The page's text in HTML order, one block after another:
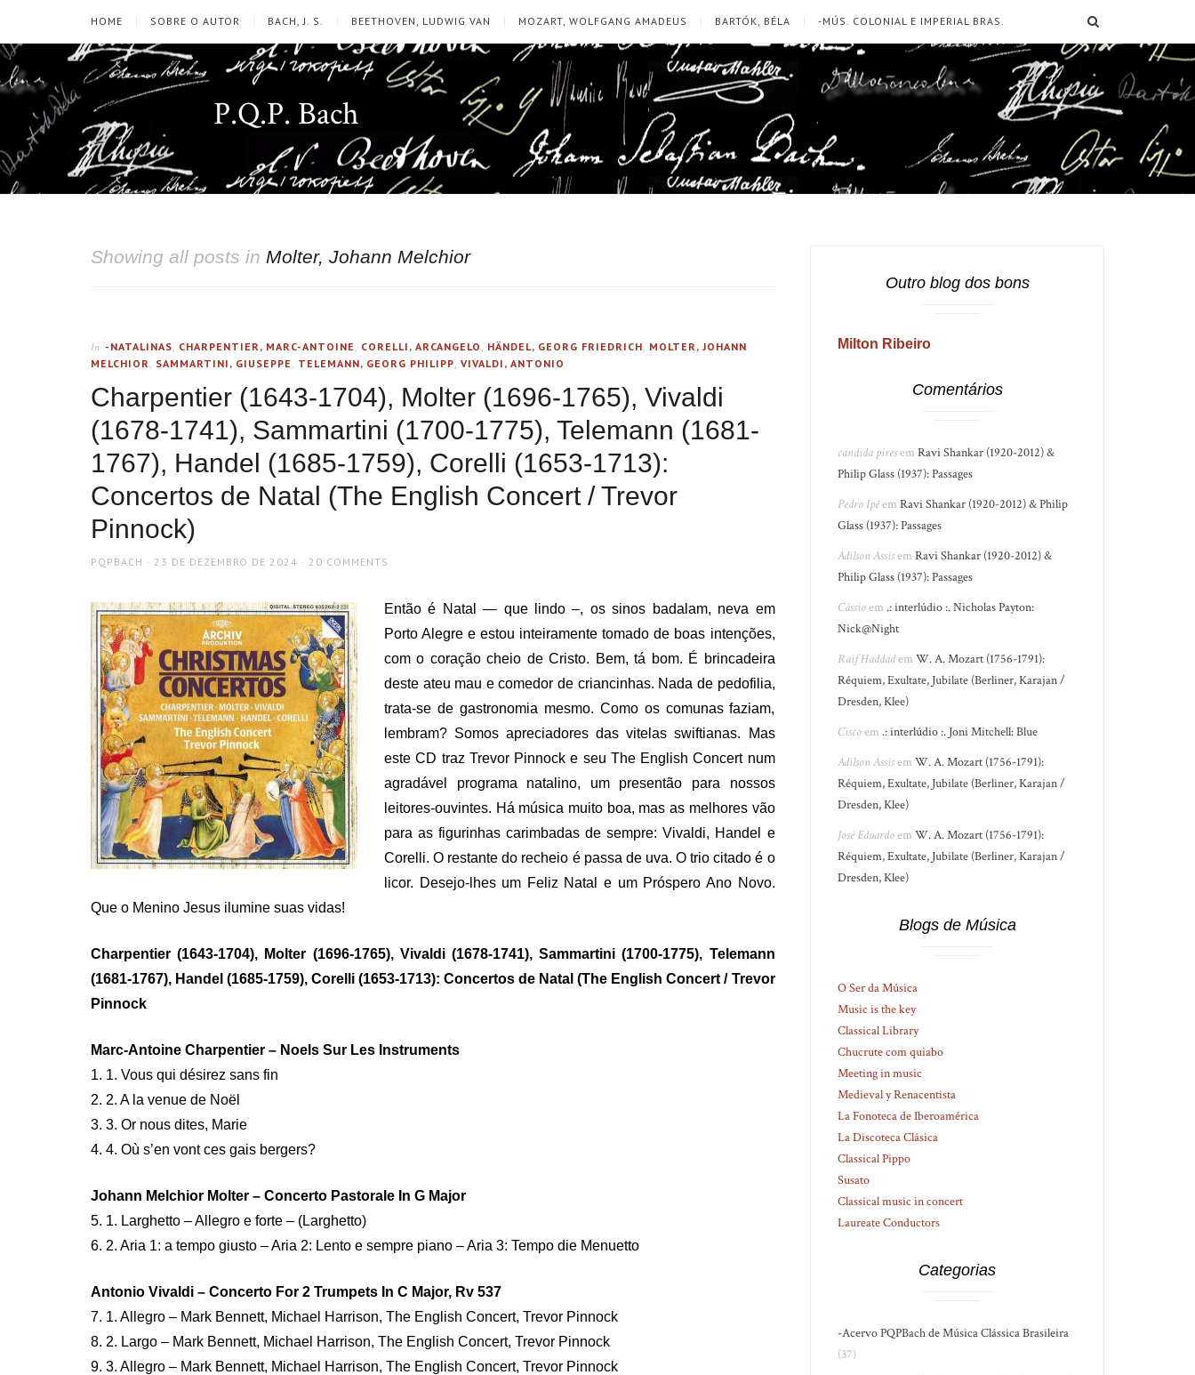
HOME SOBRE O AUTOR BACH, J. S. BEETHOVEN, LUDWIG VAN MOZART, WOLFGANG AMADEUS BARTÓK, BÉLA -MÚS. COLONIAL E IMPERIAL BRAS.
P.Q.P. Bach
Showing all posts in Molter, Johann Melchior
In -NATALINAS CHARPENTIER, MARC-ANTOINE CORELLI, ARCANGELO HÄNDEL, GEORG FRIEDRICH MOLTER, JOHANN
MELCHIOR
SAMMARTINI, GIUSEPPE TELEMANN, GEORG PHILIPP VIVALDI, ANTONIO
Charpentier (1643-1704), Molter (1696-1765), Vivaldi
(1678-1741), Sammartini (1700-1775), Telemann (1681-
1767), Handel (1685-1759), Corelli (1653-1713):
Concertos de Natal (The English Concert / Trevor
Pinnock)
AUTHOR
PQPBACH
POSTED
23 DE DEZEMBRO DE 2024 20 COMMENTS
Então é Natal — que lindo –, os sinos badalam, neva em
Porto Alegre e estou inteiramente tomado de boas intenções,
com o coração cheio de Cristo. Bem, tá bom. É brincadeira
deste ateu mau e comedor de criancinhas. Nada de pedofilia,
trata-se de gastronomia mesmo. Como os comunas faziam,
lembram? Somos apreciadores das vitelas swiftianas. Mas
este CD traz Trevor Pinnock e seu The English Concert num
agradável programa natalino, um presentão para nossos
leitores-ouvintes. Há música muito boa, mas as melhores vão
para as figurinhas carimbadas de sempre: Vivaldi, Handel e
Corelli. O restante do recheio é passa de uva. O trio citado é o
licor. Desejo-lhes um Feliz Natal e um Próspero Ano Novo.
Que o Menino Jesus ilumine suas vidas!
Charpentier (1643-1704), Molter (1696-1765), Vivaldi (1678-1741), Sammartini (1700-1775), Telemann
(1681-1767), Handel (1685-1759), Corelli (1653-1713): Concertos de Natal (The English Concert / Trevor
Pinnock
Marc-Antoine Charpentier – Noels Sur Les Instruments
1. 1. Vous qui désirez sans fin
2. 2. A la venue de Noël
3. 3. Or nous dites, Marie
4. 4. Où s’en vont ces gais bergers?
Johann Melchior Molter – Concerto Pastorale In G Major
5. 1. Larghetto – Allegro e forte – (Larghetto)
6. 2. Aria 1: a tempo giusto – Aria 2: Lento e sempre piano – Aria 3: Tempo die Menuetto
Antonio Vivaldi – Concerto For 2 Trumpets In C Major, Rv 537
7. 1. Allegro – Mark Bennett, Michael Harrison, The English Concert, Trevor Pinnock
8. 2. Largo – Mark Bennett, Michael Harrison, The English Concert, Trevor Pinnock
9. 3. Allegro – Mark Bennett, Michael Harrison, The English Concert, Trevor Pinnock
Outro blog dos bons
Milton Ribeiro
Comentários
candida piresemRavi Shankar (1920-2012) &
Philip Glass (1937): Passages
Pedro IpêemRavi Shankar (1920-2012) & Philip
Glass (1937): Passages
Adilson AssisemRavi Shankar (1920-2012) &
Philip Glass (1937): Passages
Cássioem .: interlúdio :. Nicholas Payton:
Nick@Night
Raif HaddademW. A. Mozart (1756-1791):
Réquiem, Exultate, Jubilate (Berliner, Karajan /
Dresden, Klee)
Ciscoem .: interlúdio :. Joni Mitchell: Blue
Adilson AssisemW. A. Mozart (1756-1791):
Réquiem, Exultate, Jubilate (Berliner, Karajan /
Dresden, Klee)
José EduardoemW. A. Mozart (1756-1791):
Réquiem, Exultate, Jubilate (Berliner, Karajan /
Dresden, Klee)
Blogs de Música
O Ser da Música
Music is the key
Classical Library
Chucrute com quiabo
Meeting in music
Medieval y Renacentista
La Fonoteca de Iberoamérica
La Discoteca Clásica
Classical Pippo
Susato
Classical music in concert
Laureate Conductors
Categorias
-Acervo PQPBach de Música Clássica Brasileira
(37)